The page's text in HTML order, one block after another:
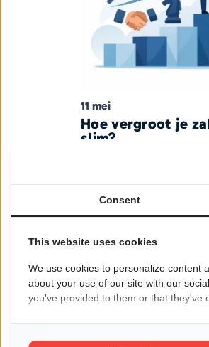
11 mei
Hoe vergroot je
slim?
23 april
Consent
This website uses cookies
We use cookies to personalize content
about your use of our site with our
you've provided to them or that they've